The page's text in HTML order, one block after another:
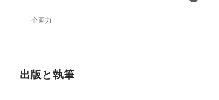
企画力
出版と執筆